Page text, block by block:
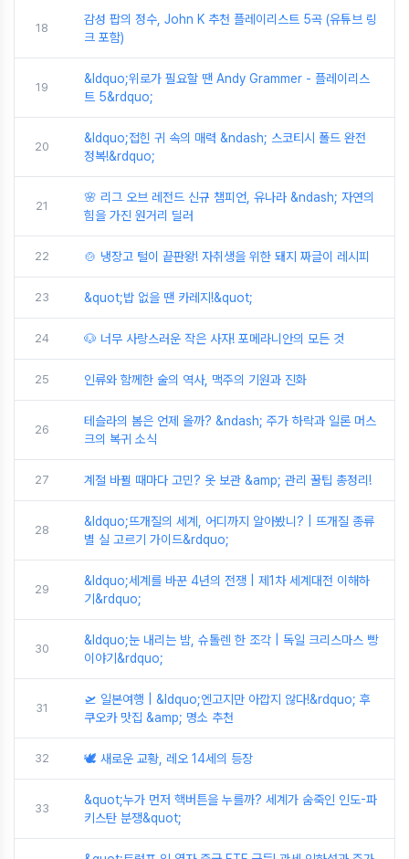
18
감성 팝의 정수, John K 추천 플레이리스트 5곡 (유튜브 링
크 포함)
19
&ldquo;위로가 필요할 땐 Andy Grammer - 플레이리스
트 5&rdquo;
20
&ldquo;접힌 귀 속의 매력 &ndash; 스코티시 폴드 완전
정복!&rdquo;
21
🌸 리그 오브 레전드 신규 챔피언, 유나라 &ndash; 자연의
힘을 가진 원거리 딜러
22 🍲 냉장고 털이 끝판왕! 자취생을 위한 돼지 짜글이 레시피
23 &quot;밥 없을 땐 카레지!&quot;
24 🐶 너무 사랑스러운 작은 사자! 포메라니안의 모든 것
25 인류와 함께한 술의 역사, 맥주의 기원과 진화
26
테슬라의 봄은 언제 올까? &ndash; 주가 하락과 일론 머스
크의 복귀 소식
27 계절 바뀔 때마다 고민? 옷 보관 &amp; 관리 꿀팁 총정리!
28
&ldquo;뜨개질의 세계, 어디까지 알아봤니? | 뜨개질 종류
별 실 고르기 가이드&rdquo;
29
&ldquo;세계를 바꾼 4년의 전쟁 | 제1차 세계대전 이해하
기&rdquo;
30
&ldquo;눈 내리는 밤, 슈톨렌 한 조각 | 독일 크리스마스 빵
이야기&rdquo;
31
🛫 일본여행 | &ldquo;엔고지만 아깝지 않다!&rdquo; 후
쿠오카 맛집 &amp; 명소 추천
32 🕊️ 새로운 교황, 레오 14세의 등장
33
&quot;누가 먼저 핵버튼을 누를까? 세계가 숨죽인 인도-파
키스탄 분쟁&quot;